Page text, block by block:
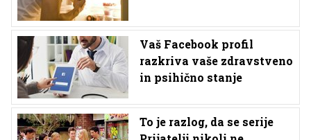
Vaš Facebook profil
razkriva vaše zdravstveno
in psihično stanje
To je razlog, da se serije